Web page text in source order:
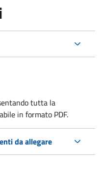
tutta la
in formato PDF.
da allegare